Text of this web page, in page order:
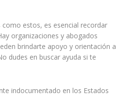
estos, es esencial recordar
organizaciones y abogados
brindarte apoyo y orientación a
dudes en buscar ayuda si te
indocumentado en los Estados